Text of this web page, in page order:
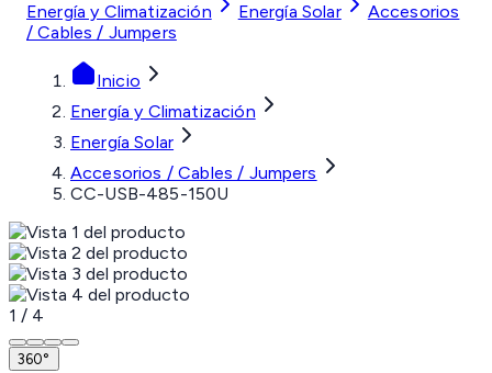
Energía y Climatización Energía Solar
Accesorios
/ Cables / Jumpers
Inicio
Energía y Climatización
Energía Solar
Accesorios / Cables / Jumpers
CC-USB-485-150U
1 / 4
360°